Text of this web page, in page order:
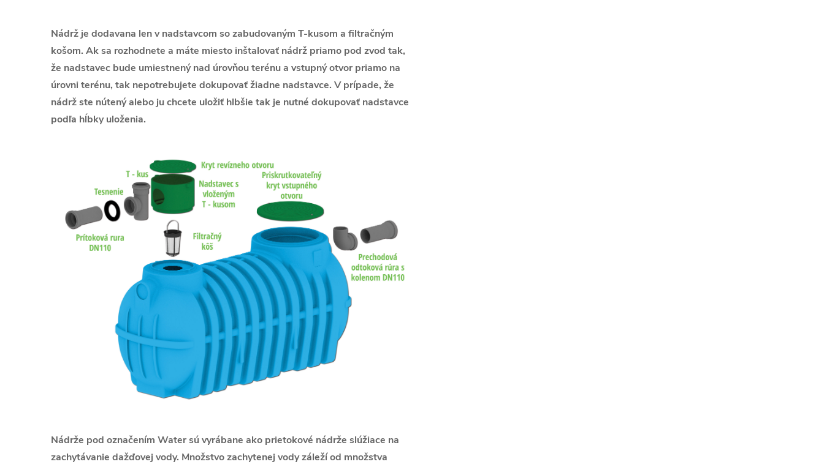
Nádrž je dodavana len v nadstavcom so zabudovaným T-kusom a filtračným
košom. Ak sa rozhodnete a máte miesto inštalovať nádrž priamo pod zvod tak,
že nadstavec bude umiestnený nad úrovňou terénu a vstupný otvor priamo na
úrovni terénu, tak nepotrebujete dokupovať žiadne nadstavce. V prípade, že
nádrž ste nútený alebo ju chcete uložiť hlbšie tak je nutné dokupovať nadstavce
podľa hĺbky uloženia.
Nádrže pod označením Water sú vyrábane ako prietokové nádrže slúžiace na
zachytávanie dažďovej vody. Množstvo zachytenej vody záleží od množstva